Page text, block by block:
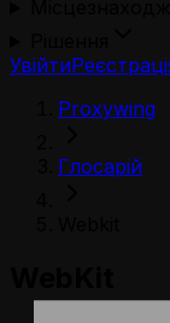
Увійти
Proxywing
Глосарій